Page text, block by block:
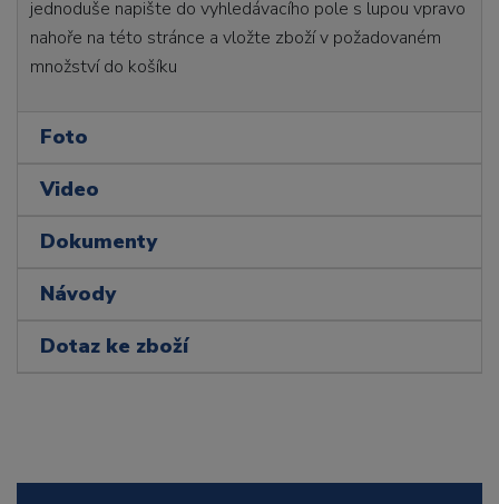
jednoduše napište do vyhledávacího pole s lupou vpravo
nahoře na této stránce a vložte zboží v požadovaném
množství do košíku
Foto
Video
Dokumenty
Návody
Dotaz ke zboží